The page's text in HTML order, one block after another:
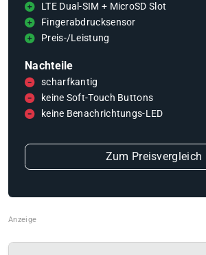
LTE Dual-SIM + MicroSD Slot
Fingerabdrucksensor
Preis-/Leistung
Nachteile
scharfkantig
keine Soft-Touch Buttons
keine Benachrichtungs-LED
Zum Preisvergleich